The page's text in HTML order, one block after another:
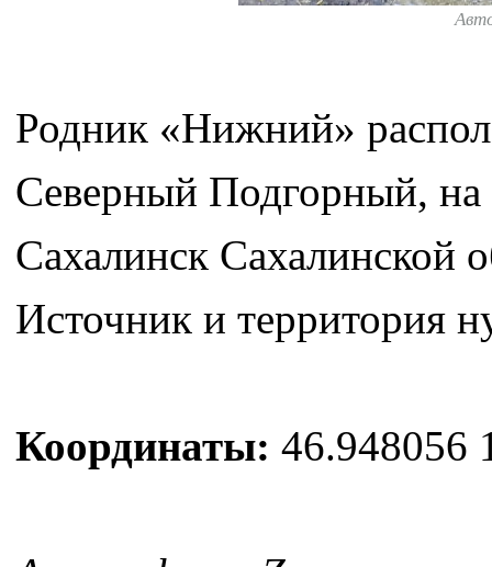
Родник «Нижний»
Северный Подгорный,
Сахалинск Сахалинской
Источник и территория
Координаты: 46.948056